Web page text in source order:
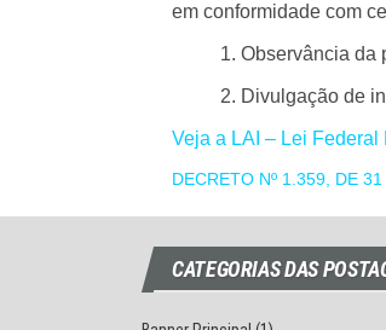
em conformidade com
1. Observância da
2. Divulgação de
Veja a LAI – Lei Federal
DECRETO Nº 1.359, DE
CATEGORIAS DAS